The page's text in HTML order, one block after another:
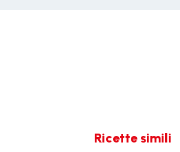
Ricette simili